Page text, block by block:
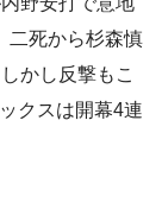
二死から杉森慎
かし反撃もこ
クスは開幕4連